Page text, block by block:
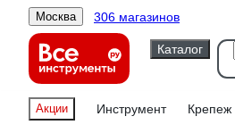
Москва 306 магазинов
Каталог
Акции Инструмент Крепеж